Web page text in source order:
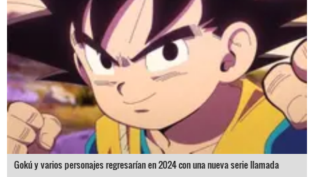
Gokú y varios personajes regresarían en 2024 con una nueva serie llamada